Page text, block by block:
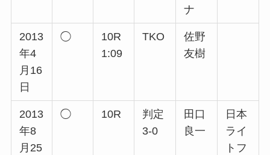
ナ
2013
年4
月16
日
◯
10R
1:09
TKO
佐野
友樹
2013
年8
月25
◯ 10R
判定
3-0
田口
良一
日本
ライ
トフ